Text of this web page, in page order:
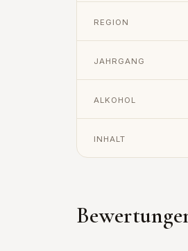
REGION
JAHRGANG
ALKOHOL
INHALT